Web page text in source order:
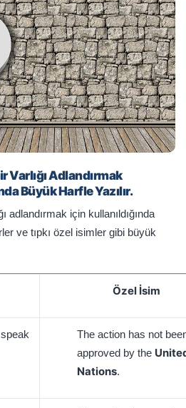
Varlığı Adlandırmak
Büyük Harfle Yazılır.
adlandırmak için kullanıldığında
ve tıpkı özel isimler gibi büyük
Özel İsim
The action has not
approved by the
Nations.